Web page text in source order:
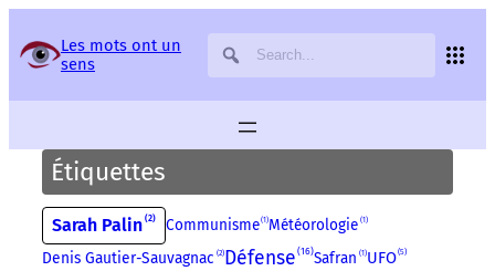
Les mots ont un
sens
Étiquettes
Sarah Palin 2 Communisme 1 Météorologie 1
Denis Gautier-Sauvagnac 2 Défense 16 Safran 1 UFO 5
Panneau de gestion des services